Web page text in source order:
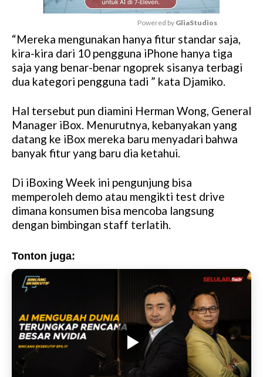
M
u
t
e
Powered by GliaStudios
“Mereka mengunakan hanya fitur standar saja,
kira-kira dari 10 pengguna iPhone hanya tiga
saja yang benar-benar ngoprek sisanya terbagi
dua kategori pengguna tadi ” kata Djamiko.
Hal tersebut pun diamini Herman Wong, General
Manager iBox. Menurutnya, kebanyakan yang
datang ke iBox mereka baru menyadari bahwa
banyak fitur yang baru dia ketahui.
Di iBoxing Week ini pengunjung bisa
memperoleh demo atau mengikti test drive
dimana konsumen bisa mencoba langsung
dengan bimbingan staff terlatih.
Tonton juga: